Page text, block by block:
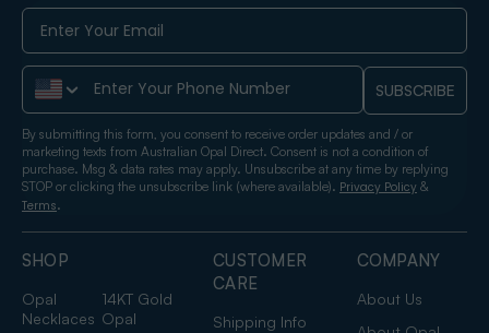
SHOP
Opal
Necklaces
14KT Gold
Opal
CUSTOMER
CARE
Shipping Info
COMPANY
About Us
Phone Number SUBSCRIBE
By submitting this form, you consent to receive order updates and / or
marketing texts from Australian Opal Direct. Consent is not a condition of
purchase. Msg & data rates may apply. Unsubscribe at any time by replying
STOP or clicking the unsubscribe link (where available). Privacy Policy &
Terms.